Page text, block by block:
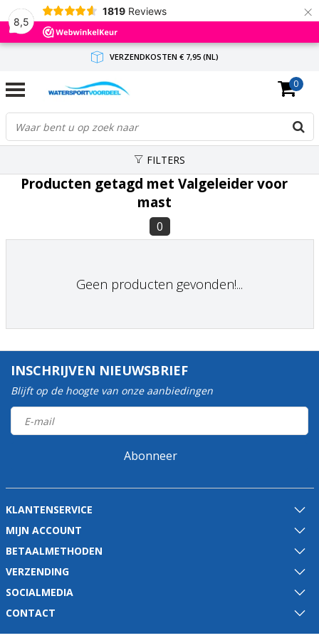
8,5
1819 Reviews ×
VERZENDKOSTEN € 7,95 (NL)
GRATIS VERZENDING(NL) VANAF € 65,-
BINNEN 1-3 WERKDAGEN ANTWOORD
0
FILTERS
Producten getagd met Valgeleider voor
mast
0
Geen producten gevonden!...
INSCHRIJVEN NIEUWSBRIEF
Blijft op de hoogte van onze aanbiedingen
Abonneer
KLANTENSERVICE
MIJN ACCOUNT
BETAALMETHODEN
VERZENDING
SOCIALMEDIA
CONTACT